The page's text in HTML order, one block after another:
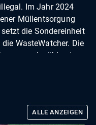
Im Jahr 2024
Müllentsorgung
die Sondereinheit
WasteWatcher. Die
vor und wühlen im
zu finden.
ALLE ANZEIGEN